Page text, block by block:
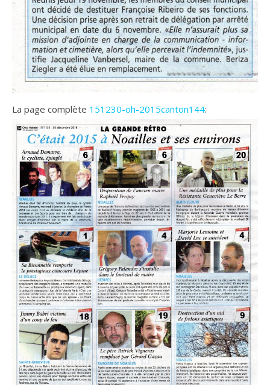
La page complète 151230-oh-2015canton144: